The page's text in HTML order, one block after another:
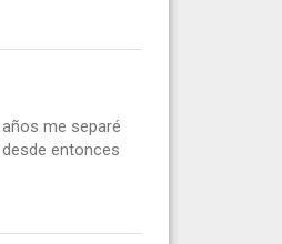
me separé
entonces